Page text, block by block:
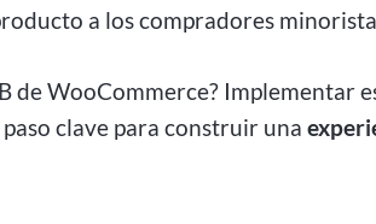
a los compradores
de WooCommerce? Implementar
clave para construir una